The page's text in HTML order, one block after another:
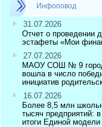
Инфоповод
31.07.2026
Отчет о проведении
эстафеты «Мои
27.07.2026
МАОУ СОШ № 9
вошла в число
инициатив
16.07.2026
Более 8,5 млн
тысяч предприятий:
итоги Единой